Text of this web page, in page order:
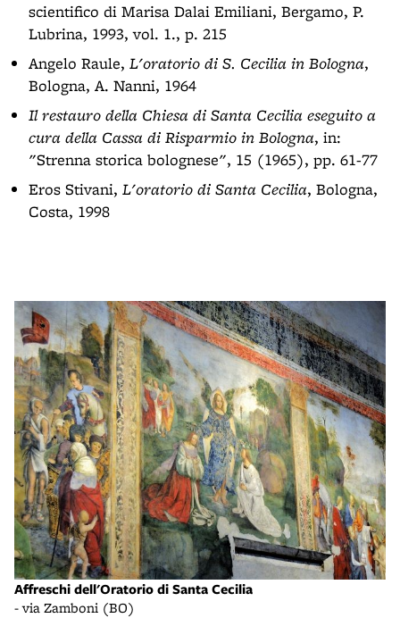
scientifico di Marisa Dalai Emiliani, Bergamo, P.
Lubrina, 1993, vol. 1., p. 215
Angelo Raule, L'oratorio di S. Cecilia in Bologna,
Bologna, A. Nanni, 1964
Il restauro della Chiesa di Santa Cecilia eseguito a
cura della Cassa di Risparmio in Bologna, in:
"Strenna storica bolognese", 15 (1965), pp. 61-77
Eros Stivani, L'oratorio di Santa Cecilia, Bologna,
Costa, 1998
Affreschi dell'Oratorio di Santa Cecilia
- via Zamboni (BO)